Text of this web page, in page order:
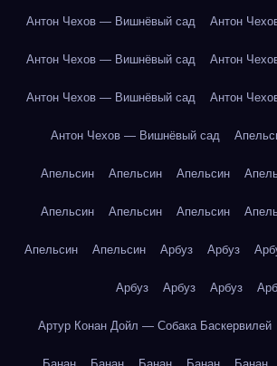
Антон Чехов — Вишнёвый сад Антон
Антон Чехов — Вишнёвый сад Антон
Антон Чехов — Вишнёвый сад Антон
Антон Чехов — Вишнёвый сад
Апельсин Апельсин Апельсин
Апельсин Апельсин Апельсин
Апельсин Апельсин Арбуз Арбуз
Арбуз Арбуз Арбуз
Артур Конан Дойл — Собака Баскервилей